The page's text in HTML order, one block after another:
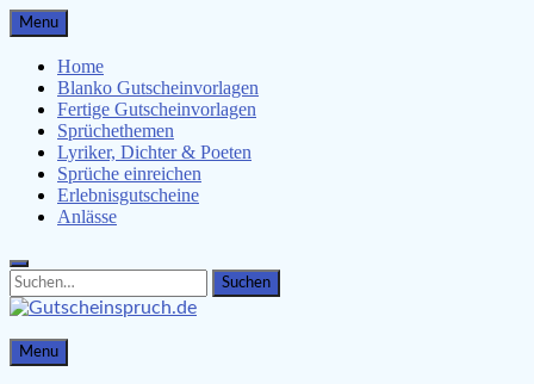
Skip
to
content
Menu
Home
Blanko Gutscheinvorlagen
Fertige Gutscheinvorlagen
Sprüchethemen
Lyriker, Dichter & Poeten
Sprüche einreichen
Erlebnisgutscheine
Anlässe
Search
for:
Search
Gutscheinspruch.de
Gutscheinsprüche & Gutscheinvorlagen finden
Menu